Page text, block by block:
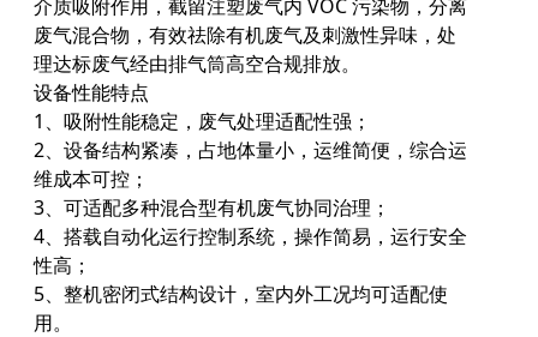
介质吸附作用，截留注塑废气内 VOC 污染物，分离
废气混合物，有效祛除有机废气及刺激性异味，处
理达标废气经由排气筒高空合规排放。
设备性能特点
1、吸附性能稳定，废气处理适配性强；
2、设备结构紧凑，占地体量小，运维简便，综合运
维成本可控；
3、可适配多种混合型有机废气协同治理；
4、搭载自动化运行控制系统，操作简易，运行安全
性高；
5、整机密闭式结构设计，室内外工况均可适配使
用。